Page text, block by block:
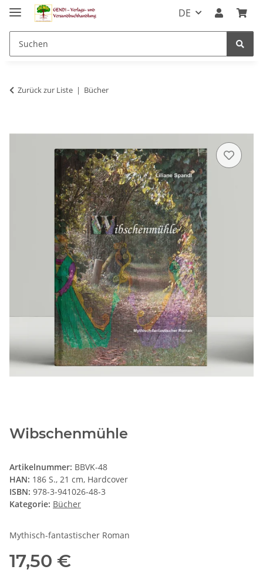
DE
Zurück zur Liste Bücher
Wibschenmühle
Artikelnummer: BBVK-48
HAN: 186 S., 21 cm, Hardcover
ISBN: 978-3-941026-48-3
Kategorie: Bücher
Mythisch-fantastischer Roman
17,50 €